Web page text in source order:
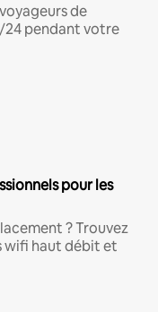
de
24 pendant votre
pour les
? Trouvez
wifi haut débit et